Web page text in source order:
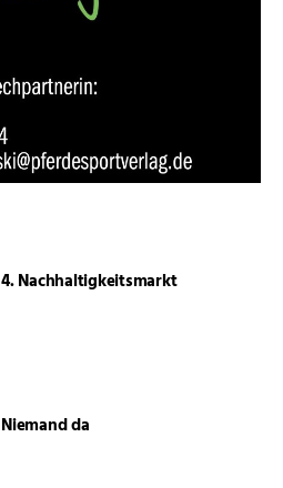
4. Nachhaltigkeitsmarkt
Niemand da